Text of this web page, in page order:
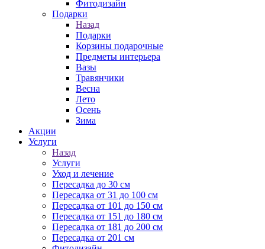
Фитодизайн
Подарки
Назад
Подарки
Корзины подарочные
Предметы интерьера
Вазы
Травянчики
Весна
Лето
Осень
Зима
Акции
Услуги
Назад
Услуги
Уход и лечение
Пересадка до 30 см
Пересадка от 31 до 100 см
Пересадка от 101 до 150 см
Пересадка от 151 до 180 см
Пересадка от 181 до 200 см
Пересадка от 201 см